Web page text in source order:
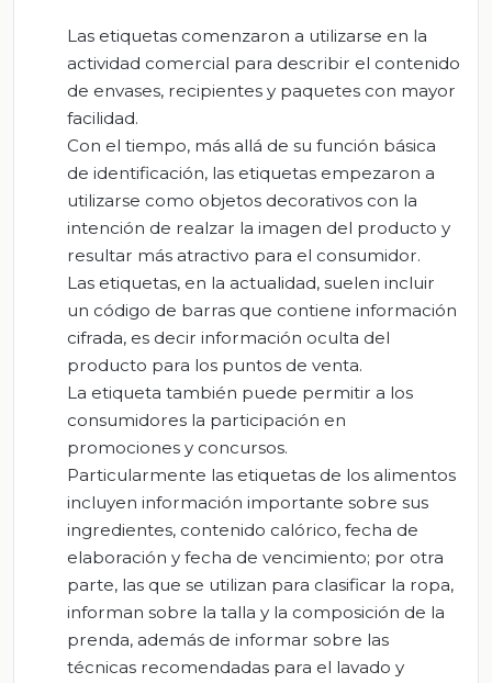
Las etiquetas comenzaron a utilizarse en la
actividad comercial para describir el contenido
de envases, recipientes y paquetes con mayor
facilidad.
Con el tiempo, más allá de su función básica
de identificación, las etiquetas empezaron a
utilizarse como objetos decorativos con la
intención de realzar la imagen del producto y
resultar más atractivo para el consumidor.
Las etiquetas, en la actualidad, suelen incluir
un código de barras que contiene información
cifrada, es decir información oculta del
producto para los puntos de venta.
La etiqueta también puede permitir a los
consumidores la participación en
promociones y concursos.
Particularmente las etiquetas de los alimentos
incluyen información importante sobre sus
ingredientes, contenido calórico, fecha de
elaboración y fecha de vencimiento; por otra
parte, las que se utilizan para clasificar la ropa,
informan sobre la talla y la composición de la
prenda, además de informar sobre las
técnicas recomendadas para el lavado y